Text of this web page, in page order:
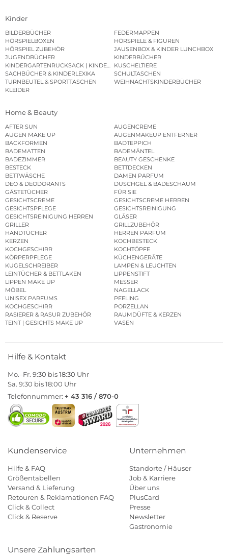
Kinder
BILDERBÜCHER
FEDERMAPPEN
HÖRSPIELBOXEN
HÖRSPIELE & FIGUREN
HÖRSPIEL ZUBEHÖR
JAUSENBOX & KINDER LUNCHBOX
JUGENDBÜCHER
KINDERBÜCHER
KINDERGARTENRUCKSACK | KINDERGARTENBEUTEL
KUSCHELTIERE
SACHBÜCHER & KINDERLEXIKA
SCHULTASCHEN
TURNBEUTEL & SPORTTASCHEN
WEIHNACHTSKINDERBÜCHER
KLEIDER
Home & Beauty
AFTER SUN
AUGENCREME
AUGEN MAKE UP
AUGENMAKEUP ENTFERNER
BACKFORMEN
BADTEPPICH
BADEMATTEN
BADEMÄNTEL
BADEZIMMER
BEAUTY GESCHENKE
BESTECK
BETTDECKEN
BETTWÄSCHE
DAMEN PARFUM
DEO & DEODORANTS
DUSCHGEL & BADESCHAUM
GÄSTETÜCHER
FÜR SIE
GESICHTSCREME
GESICHTSCREME HERREN
GESICHTSPFLEGE
GESICHTSREINIGUNG
GESICHTSREINIGUNG HERREN
GLÄSER
GRILLER
GRILLZUBEHÖR
HANDTÜCHER
HERREN PARFUM
KERZEN
KOCHBESTECK
KOCHGESCHIRR
KOCHTÖPFE
KÖRPERPFLEGE
KÜCHENGERÄTE
KUGELSCHREIBER
LAMPEN & LEUCHTEN
LEINTÜCHER & BETTLAKEN
LIPPENSTIFT
LIPPEN MAKE UP
MESSER
MÖBEL
NAGELLACK
UNISEX PARFUMS
PEELING
KOCHGESCHIRR
PORZELLAN
RASIERER & RASUR ZUBEHÖR
RAUMDÜFTE & KERZEN
TEINT | GESICHTS MAKE UP
VASEN
Hilfe & Kontakt
Mo.–Fr. 9:30 bis 18:30 Uhr
Sa. 9:30 bis 18:00 Uhr
Telefonnummer: + 43 316 / 870-0
Kundenservice
Hilfe & FAQ
Größentabellen
Versand & Lieferung
Retouren & Reklamationen FAQ
Click & Collect
Click & Reserve
Unternehmen
Standorte / Häuser
Job & Karriere
Über uns
PlusCard
Presse
Newsletter
Gastronomie
Unsere Zahlungsarten